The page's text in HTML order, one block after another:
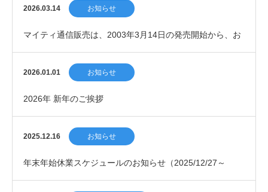
年）
2026.03.14 お知らせ
マイティ通信販売は、2003年3月14日の発売開始から、お
かげさまで23周年を迎えました。
2026.01.01 お知らせ
2026年 新年のご挨拶
2025.12.16 お知らせ
年末年始休業スケジュールのお知らせ（2025/12/27～